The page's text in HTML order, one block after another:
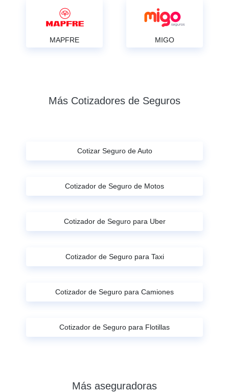
MAPFRE MIGO
Más Cotizadores de Seguros
Cotizar Seguro de Auto
Cotizador de Seguro de Motos
Cotizador de Seguro para Uber
Cotizador de Seguro para Taxi
Cotizador de Seguro para Camiones
Cotizador de Seguro para Flotillas
Más aseguradoras